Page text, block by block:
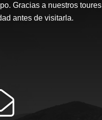
Gracias a nuestros toures
antes de visitarla.